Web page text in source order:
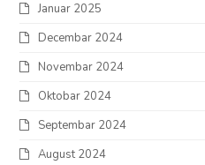
Januar 2025
Decembar 2024
Novembar 2024
Oktobar 2024
Septembar 2024
August 2024